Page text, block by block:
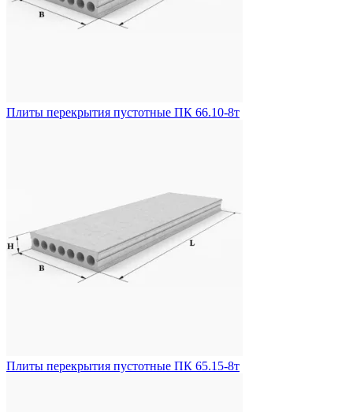
Плиты перекрытия пустотные ПК 66.10-8т
Плиты перекрытия пустотные ПК 65.15-8т